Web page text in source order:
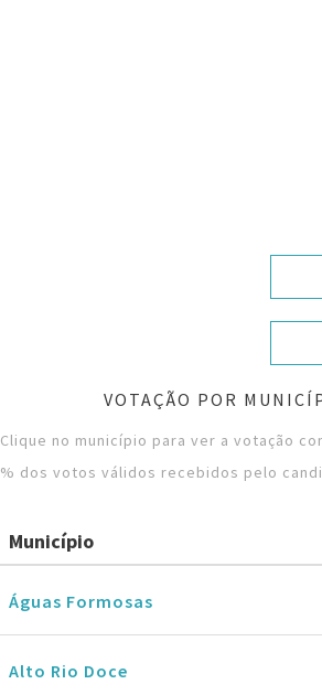
VOTAÇÃO POR
Clique no município para ver a votação
% dos votos válidos recebidos pelo
Município
Águas Formosas
Alto Rio Doce